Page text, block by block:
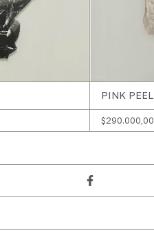
PINK PEEL
$290.000,00